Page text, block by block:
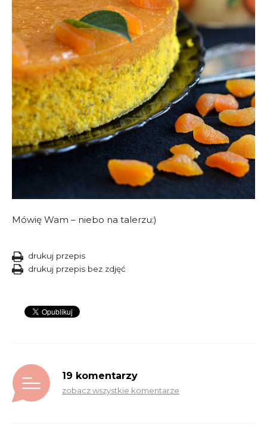
Mówię Wam – niebo na talerzu:)
drukuj przepis
drukuj przepis bez zdjęć
19 komentarzy
zobacz wszystkie komentarze